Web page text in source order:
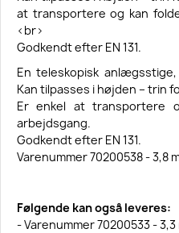
at transportere og kan
<br>
Godkendt efter EN 131.
En teleskopisk
Kan tilpasses i højden – trin
Er enkel at transportere
arbejdsgang.
Godkendt efter EN 131.
Varenummer 70200538 - 3,8
Følgende kan også leveres:
- Varenummer 70200533 - 3,3